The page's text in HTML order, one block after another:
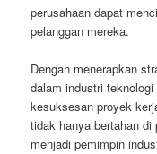
perusahaan dapat
pelanggan mereka.
Dengan menerapkan
dalam industri
kesuksesan proyek
tidak hanya bertahan
menjadi pemimpin